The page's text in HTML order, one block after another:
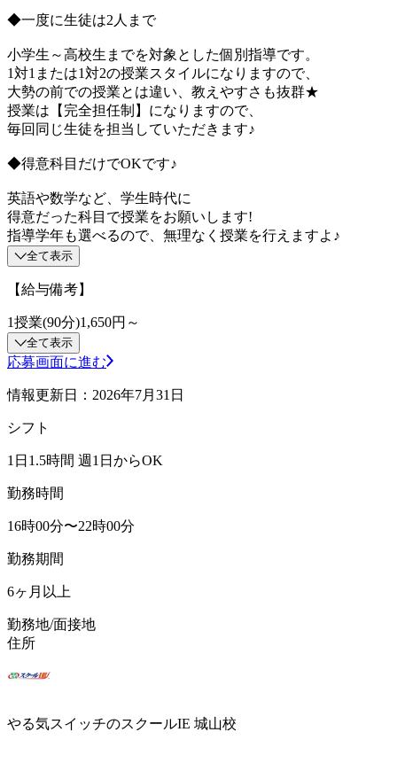
◆一度に生徒は2人まで
小学生～高校生までを対象とした個別指導です。
1対1または1対2の授業スタイルになりますので、
大勢の前での授業とは違い、教えやすさも抜群★
授業は【完全担任制】になりますので、
毎回同じ生徒を担当していただきます♪
◆得意科目だけでOKです♪
英語や数学など、学生時代に
得意だった科目で授業をお願いします!
指導学年も選べるので、無理なく授業を行えますよ♪
全て表示
【給与備考】
1授業(90分)1,650円～
全て表示
応募画面に進む
情報更新日：2026年7月31日
シフト
1日1.5時間 週1日からOK
勤務時間
16時00分〜22時00分
勤務期間
6ヶ月以上
勤務地/面接地
住所
やる気スイッチのスクールIE 城山校